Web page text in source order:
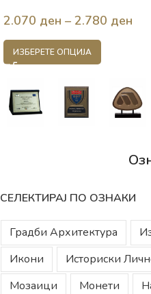
Македонија
2.070 ден – 2.780 ден
ИЗБЕРЕТЕ ОПЦИЈА
СЕЛЕКТИРАЈ ПО ОЗНАКИ
Градби Архитектура
Икони
Историски
Мозаици
Монети